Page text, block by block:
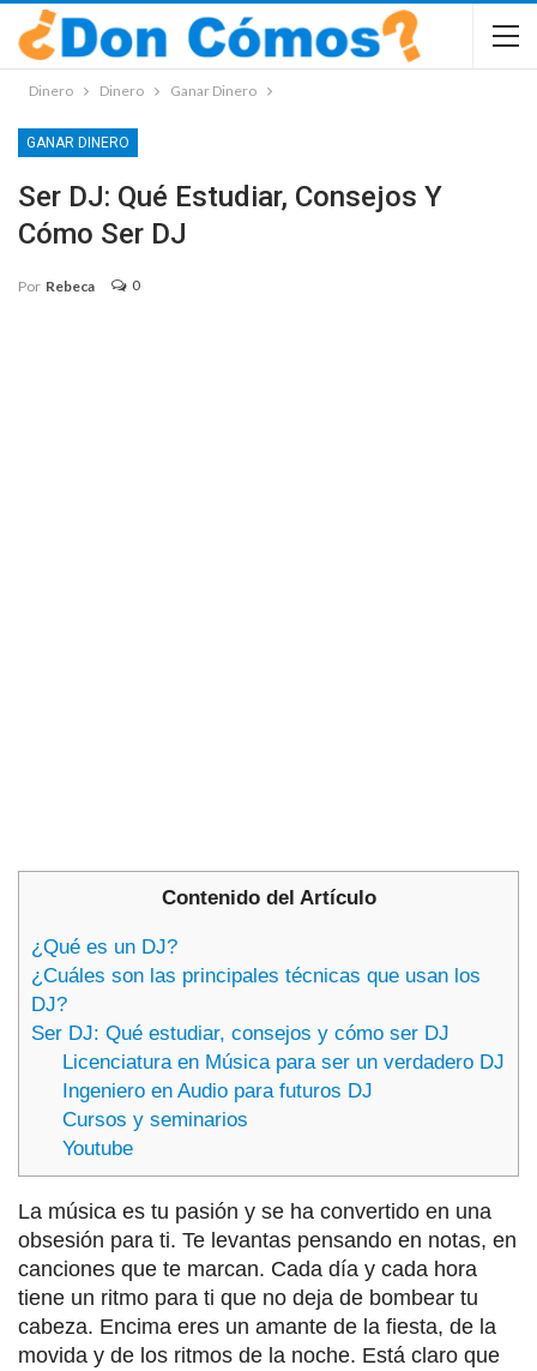
Dinero Dinero Ganar Dinero
GANAR DINERO
Ser DJ: Qué Estudiar, Consejos Y
Cómo Ser DJ
Por Rebeca 0
Contenido del Artículo
¿Qué es un DJ?
¿Cuáles son las principales técnicas que usan los
DJ?
Ser DJ: Qué estudiar, consejos y cómo ser DJ
Licenciatura en Música para ser un verdadero DJ
Ingeniero en Audio para futuros DJ
Cursos y seminarios
Youtube
La música es tu pasión y se ha convertido en una
obsesión para ti. Te levantas pensando en notas, en
canciones que te marcan. Cada día y cada hora
tiene un ritmo para ti que no deja de bombear tu
cabeza. Encima eres un amante de la fiesta, de la
movida y de los ritmos de la noche. Está claro que